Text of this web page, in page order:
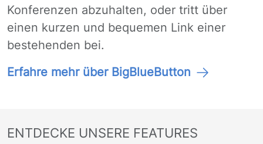
Konferenzen abzuhalten, oder tritt über
einen kurzen und bequemen Link einer
bestehenden bei.
Erfahre mehr über BigBlueButton
ENTDECKE UNSERE FEATURES